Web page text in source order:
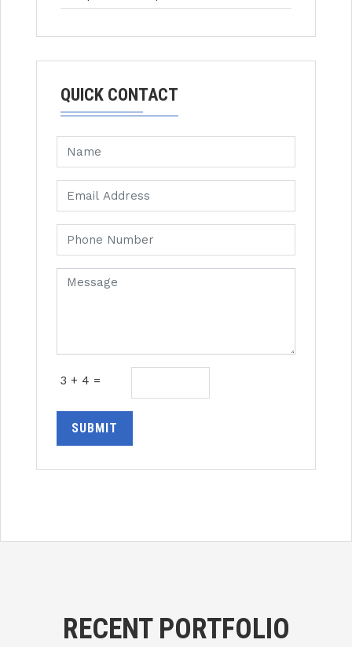
QUICK CONTACT
3 + 4 =
SUBMIT
RECENT PORTFOLIO